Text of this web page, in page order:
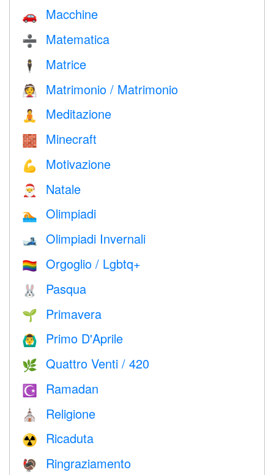
🚗 Macchine
➗ Matematica
🕴️ Matrice
👰 Matrimonio / Matrimonio
🧘 Meditazione
🧱 Minecraft
💪 Motivazione
🎅 Natale
🏊 Olimpiadi
🎿 Olimpiadi Invernali
🏳️‍🌈 Orgoglio / Lgbtq+
🐰 Pasqua
🌱 Primavera
🙆‍♂️ Primo D'Aprile
🌿 Quattro Venti / 420
☪️ Ramadan
⛪️ Religione
☢️ Ricaduta
🦃 Ringraziamento